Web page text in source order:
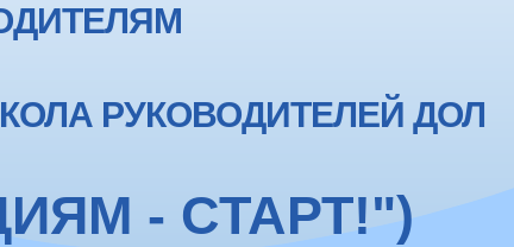
РУКОВОДИТЕЛЕЙ ДОЛ
- СТАРТ!")